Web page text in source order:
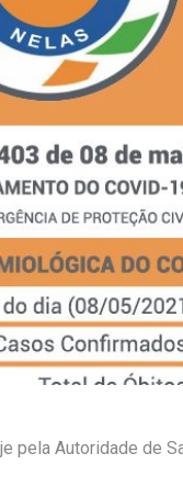
Autoridade de